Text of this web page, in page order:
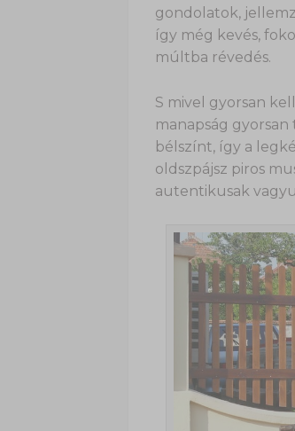
gondolatok,
így még kevés,
múltba révedés.
S mivel gyorsan
manapság
bélszínt, így a
oldszpájsz piros
autentikusak